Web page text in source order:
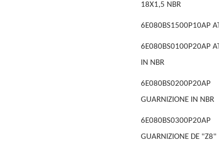
18X1,5 NBR
6E080BS1500P10AP
6E080BS0100P20AP
IN NBR
GUARNIZIONE IN NBR
GUARNIZIONE DE "Z8"